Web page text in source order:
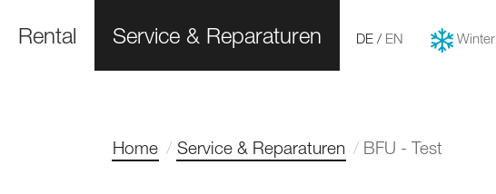
Rental Service & Reparaturen DE / EN Winter
Home Service & Reparaturen BFU - Test